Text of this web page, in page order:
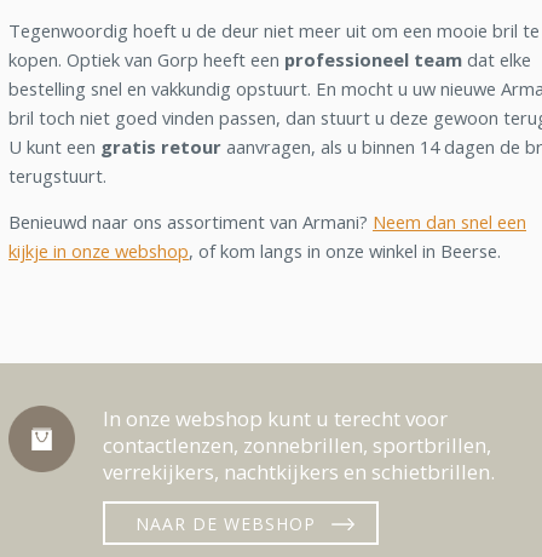
Tegenwoordig hoeft u de deur niet meer uit om een mooie bril te
kopen. Optiek van Gorp heeft een professioneel team dat elke
bestelling snel en vakkundig opstuurt. En mocht u uw nieuwe
bril toch niet goed vinden passen, dan stuurt u deze gewoon
U kunt een gratis retour aanvragen, als u binnen 14 dagen de
terugstuurt.
Benieuwd naar ons assortiment van Armani? Neem dan snel een
kijkje in onze webshop, of kom langs in onze winkel in Beerse.
In onze webshop kunt u terecht voor
contactlenzen, zonnebrillen, sportbrillen,
verrekijkers, nachtkijkers en schietbrillen.
NAAR DE WEBSHOP